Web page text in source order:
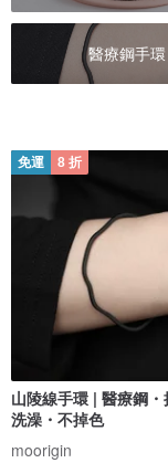
醫療鋼手環
免運 8 折
山陵線手環 | 醫療鋼
洗澡・不掉色
moorigin